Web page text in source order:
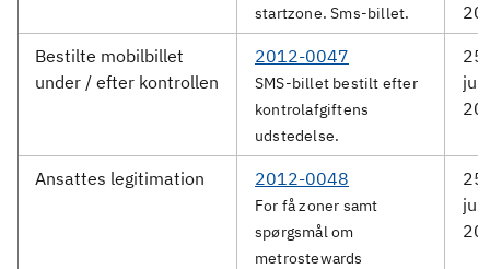
startzone. Sms-billet.
Bestilte mobilbillet
under / efter kontrollen
2012-0047
SMS-billet bestilt efter
kontrolafgiftens
udstedelse.
25.
juni
Ansattes legitimation 2012-0048
For få zoner samt
spørgsmål om
metrostewards
25.
juni